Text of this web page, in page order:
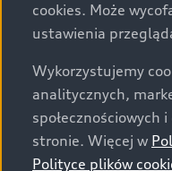
informacji prosimy
Audi.
Wszystkie
są wykonywane z
względem możliwości
określone w normie
europejskimi
cookies. Może
ustawienia
Wykorzystujemy
analitycznych,
społecznościowych
stronie. Więcej w
Polityce plików